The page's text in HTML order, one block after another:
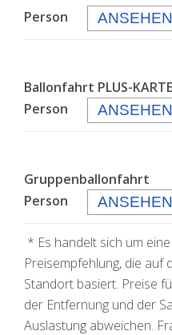
Person
ANSEHEN
Ballonfahrt PLUS-
Person
ANSEHEN
Person
ANSEHEN
* Es handelt sich um
Preisempfehlung, die auf
Standort basiert. Preise
der Entfernung und der
Auslastung abweichen.